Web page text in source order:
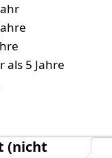
als 5 Jahre
(nicht